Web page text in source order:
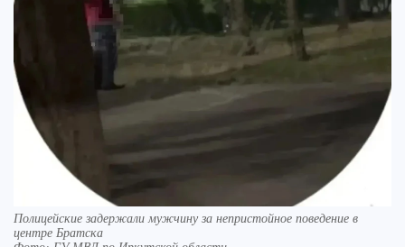
Полицейские задержали мужчину за непристойное поведение в
центре Братска